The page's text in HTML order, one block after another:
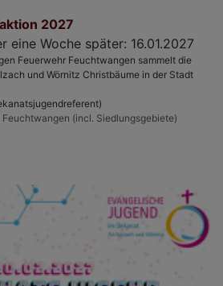
2027
eine Woche später: 16.01.2027
Feuerwehr Feuchtwangen sammelt die
und Wörnitz Christbäume in der Stadt
(incl. Siedlungsgebiete)